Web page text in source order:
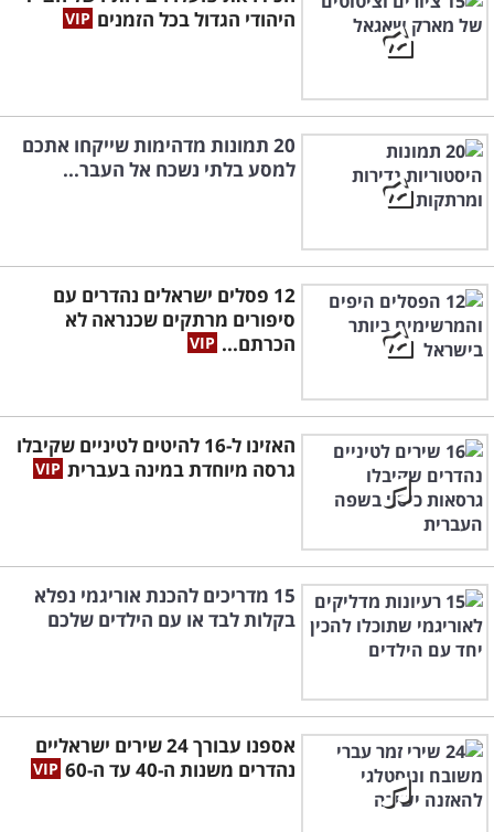
היהודי הגדול בכל הזמנים
20 תמונות מדהימות שייקחו אתכם
למסע בלתי נשכח אל העבר...
12 פסלים ישראלים נהדרים עם
סיפורים מרתקים שכנראה לא
הכרתם...
האזינו ל-16 להיטים לטיניים שקיבלו
גרסה מיוחדת במינה בעברית
15 מדריכים להכנת אוריגמי נפלא
בקלות לבד או עם הילדים שלכם
אספנו עבורך 24 שירים ישראליים
נהדרים משנות ה-40 עד ה-60